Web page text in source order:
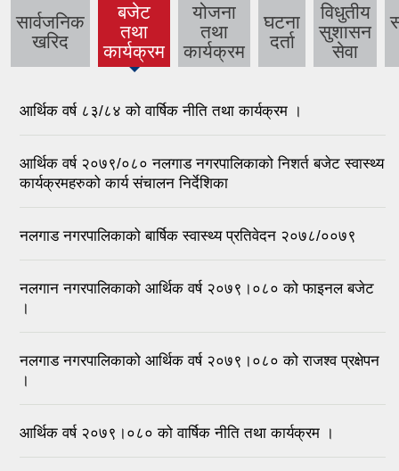
सार्वजनिक
खरिद
बजेट
तथा
कार्यक्रम
(active
tab)
योजना
तथा
कार्यक्रम
घटना
दर्ता
विधुतीय
सुशासन
सेवा
आर्थिक वर्ष ८३/८४ को वार्षिक नीति तथा कार्यक्रम ।
आर्थिक वर्ष २०७९/०८० नलगाड नगरपालिकाको निशर्त बजेट स्वास्थ्य
कार्यक्रमहरुको कार्य संचालन निर्देशिका
नलगाड नगरपालिकाको बार्षिक स्वास्थ्य प्रतिवेदन २०७८/००७९
नलगान नगरपालिकाको आर्थिक वर्ष २०७९।०८० को फाइनल बजेट
।
नलगाड नगरपालिकाको आर्थिक वर्ष २०७९।०८० को राजश्व प्रक्षेपन
।
आर्थिक वर्ष २०७९।०८० को वार्षिक नीति तथा कार्यक्रम ।